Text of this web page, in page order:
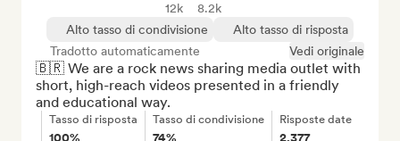
12k
8.2k
Alto tasso di condivisione
Alto tasso di risposta
Tradotto automaticamente
Vedi originale
🇧🇷 We are a rock news sharing media outlet with
short, high-reach videos presented in a friendly
and educational way.
Tasso di risposta
100%
Tasso di condivisione
74%
Risposte date
2,377